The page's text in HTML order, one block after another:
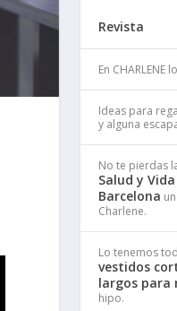
Revista
En
Ideas para
y alguna
No te pierdas
Salud y Vida
Barcelona
Charlene.
Lo tenemos
vestidos
largos para
hipo.